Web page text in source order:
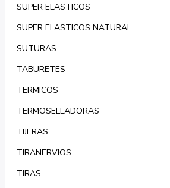
SUPER ELASTICOS
SUPER ELASTICOS NATURAL
SUTURAS
TABURETES
TERMICOS
TERMOSELLADORAS
TIJERAS
TIRANERVIOS
TIRAS